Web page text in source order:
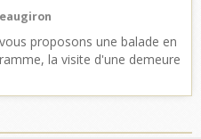
proposons une balade en
la visite d'une demeure